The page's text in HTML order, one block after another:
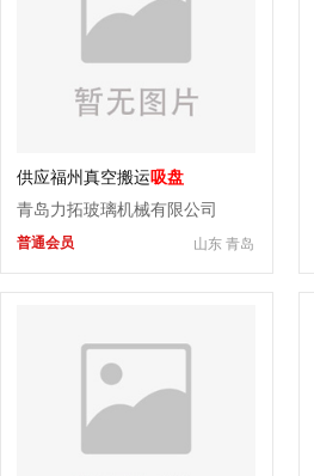
供应福州真空搬运吸盘
青岛力拓玻璃机械有限公司
山东 青岛
普通会员